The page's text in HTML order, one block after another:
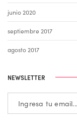
junio 2020
septiembre 2017
agosto 2017
NEWSLETTER